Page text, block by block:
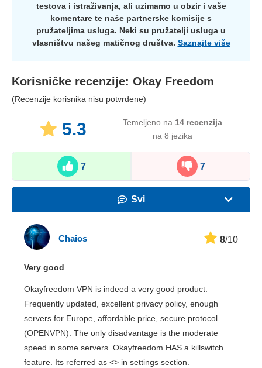
testova i istraživanja, ali uzimamo u obzir i vaše
komentare te naše partnerske komisije s
pružateljima usluga. Neki su pružatelji usluga u
vlasništvu našeg matičnog društva. Saznajte više
Korisničke recenzije: Okay Freedom
(Recenzije korisnika nisu potvrđene)
5.3 Temeljeno na 14 recenzija
na 8 jezika
7 7
Svi
Korisnička služba
Chaios 8/10
Very good
Okayfreedom VPN is indeed a very good product.
Frequently updated, excellent privacy policy, enough
servers for Europe, affordable price, secure protocol
(OPENVPN). The only disadvantage is the moderate
speed in some servers. Okayfreedom HAS a killswitch
feature. Its referred as <> in settings section.